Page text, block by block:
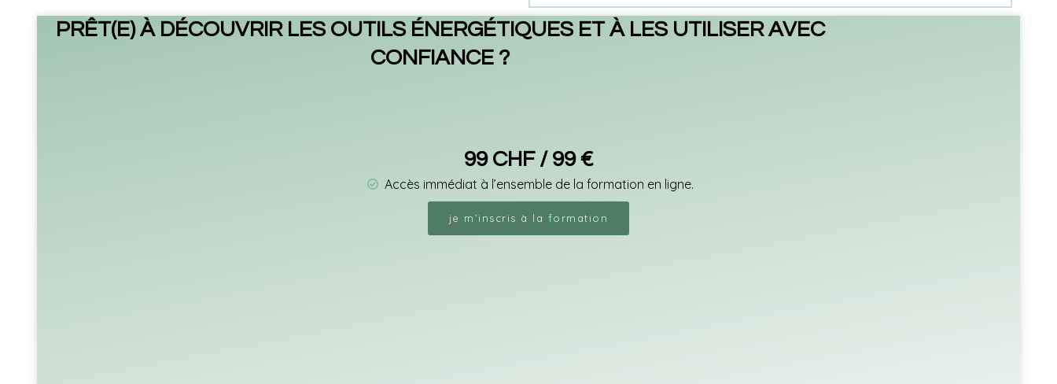
PRÊT(E) À DÉCOUVRIR LES OUTILS ÉNERGÉTIQUES ET À LES UTILISER AVEC
CONFIANCE ?
99 CHF / 99 €
Accès immédiat à l’ensemble de la formation en ligne.
je m’inscris à la formation